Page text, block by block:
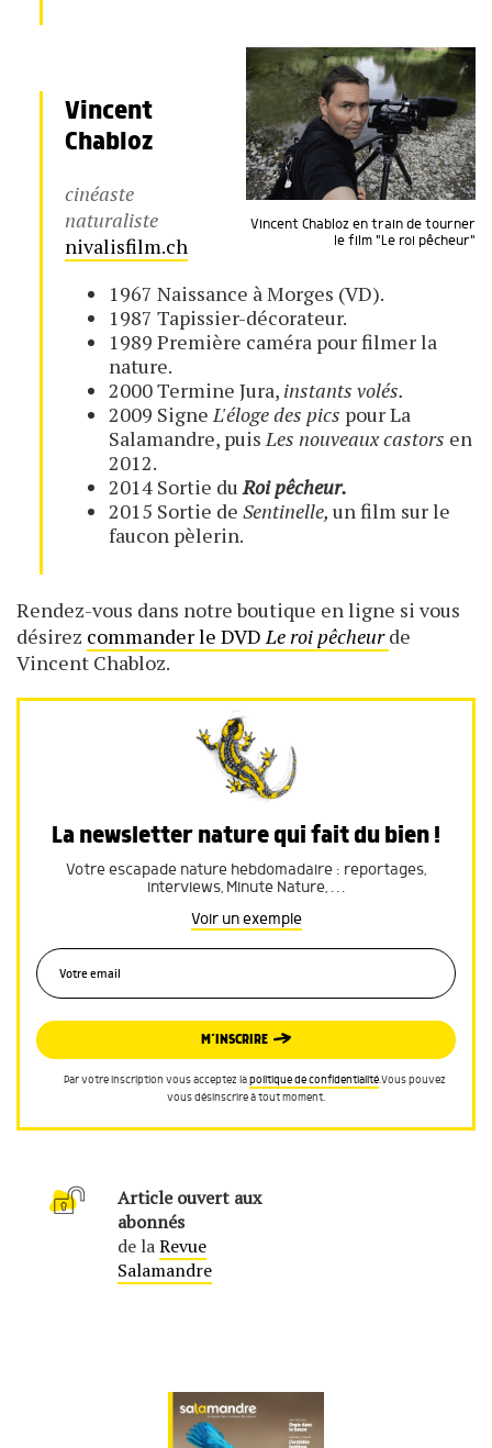
Vincent Chabloz en train de tourner
le film "Le roi pêcheur"
Vincent
Chabloz
cinéaste
naturaliste
nivalisfilm.ch
1967 Naissance à Morges (VD).
1987 Tapissier-décorateur.
1989 Première caméra pour filmer la
nature.
2000 Termine Jura, instants volés.
2009 Signe L'éloge des pics pour La
Salamandre, puis Les nouveaux castors en
2012.
2014 Sortie du Roi pêcheur.
2015 Sortie de Sentinelle, un film sur le
faucon pèlerin.
Rendez-vous dans notre boutique en ligne si vous
désirez commander le DVD Le roi pêcheurde
Vincent Chabloz.
La newsletter nature qui fait du bien !
Votre escapade nature hebdomadaire : reportages,
interviews, Minute Nature, …
Voir un exemple
M’INSCRIRE
Par votre inscription vous acceptez lapolitique de confidentialité.Vous pouvez
vous désinscrire à tout moment.
Article ouvert aux
abonnés
de laRevue
Salamandre